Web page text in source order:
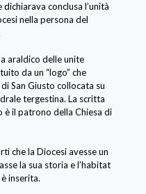
conclusa l’unità
nella persona del
araldico delle unite
da un “logo” che
San Giusto collocata su
tergestina. La scritta
è il patrono della Chiesa di
che la Diocesi avesse un
la sua storia e l’habitat
inserita.